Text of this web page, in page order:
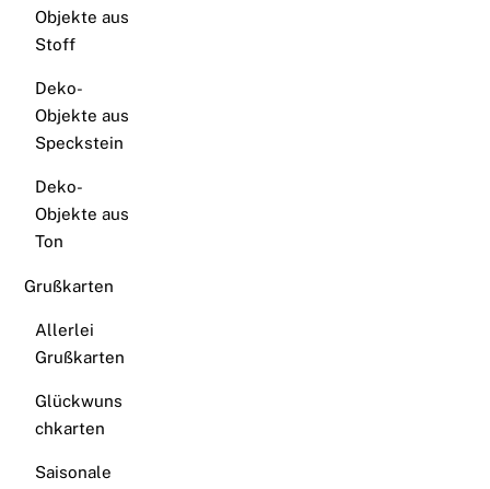
Objekte aus
Stoff
Deko-
Objekte aus
Speckstein
Deko-
Objekte aus
Ton
Grußkarten
Allerlei
Grußkarten
Glückwuns
chkarten
Saisonale